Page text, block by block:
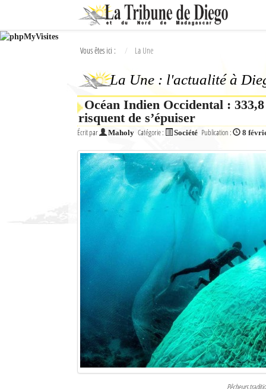
Ok
L'actualité à Diego Suarez
Le Nord de Madagascar
Vous êtes ici : La Une
La Une : l'actualité à
Océan Indien Occidental :
risquent de s’épuiser
Écrit par Maholy Catégorie : Société Publication : 8
Pêcheurs